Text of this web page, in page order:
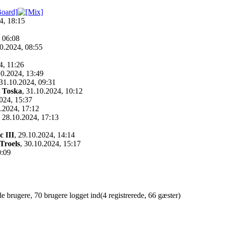
18:15
06:08
08:55
11:26
13:49
09:31
Toska, 31.10.2024, 10:12
15:37
17:12
28.10.2024, 17:13
III, 29.10.2024, 14:14
Troels, 30.10.2024, 15:17
brugere, 70 brugere logget ind(4 registrerede, 66 gæster)